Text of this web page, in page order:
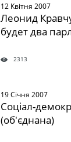
12 Квітня 2007
Леонид
будет два
2313
19 Січня 2007
Соціал-
(об'єднана)